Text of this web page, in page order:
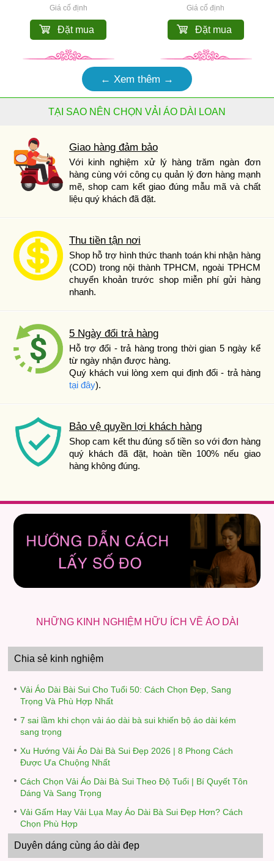
Giá cố định
Đặt mua
Giá cố định
Đặt mua
← Xem thêm →
TẠI SAO NÊN CHỌN VẢI ÁO DÀI LOAN
Giao hàng đảm bảo
Với kinh nghiệm xử lý hàng trăm ngàn đơn
hàng cùng với công cụ quản lý đơn hàng mạnh
mẽ, shop cam kết giao đúng mẫu mã và chất
liệu quý khách đã đặt.
Thu tiền tận nơi
Shop hỗ trợ hình thức thanh toán khi nhận hàng
(COD) trong nội thành TPHCM, ngoài TPHCM
chuyển khoản trước shop miễn phí gửi hàng
nhanh.
5 Ngày đổi trả hàng
Hỗ trợ đổi - trả hàng trong thời gian 5 ngày kể
từ ngày nhận được hàng.
Quý khách vui lòng xem qui định đổi - trả hàng
tại đây).
Bảo vệ quyền lợi khách hàng
Shop cam kết thu đúng số tiền so với đơn hàng
quý khách đã đặt, hoàn tiền 100% nếu giao
hàng không đúng.
NHỮNG KINH NGHIỆM HỮU ÍCH VỀ ÁO DÀI
Chia sẻ kinh nghiệm
Vải Áo Dài Bài Sui Cho Tuổi 50: Cách Chọn Đẹp, Sang
Trọng Và Phù Hợp Nhất
7 sai lầm khi chọn vải áo dài bà sui khiến bộ áo dài kém
sang trọng
Xu Hướng Vải Áo Dài Bà Sui Đẹp 2026 | 8 Phong Cách
Được Ưa Chuộng Nhất
Cách Chọn Vải Áo Dài Bà Sui Theo Độ Tuổi | Bí Quyết Tôn
Dáng Và Sang Trọng
Vải Gấm Hay Vải Lụa May Áo Dài Bà Sui Đẹp Hơn? Cách
Chọn Phù Hợp
Duyên dáng cùng áo dài đẹp